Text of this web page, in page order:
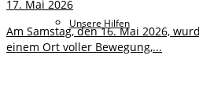
Unsere Hilfen
17. Mai 2026
Am Samstag, den 16. Mai 2026,
einem Ort voller Bewegung,...